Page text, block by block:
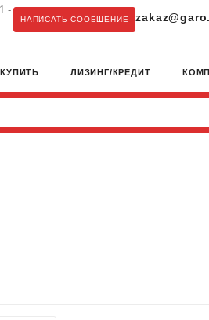
-
НАПИСАТЬ СООБЩЕНИЕ
ЛИЗИНГ/КРЕДИТ